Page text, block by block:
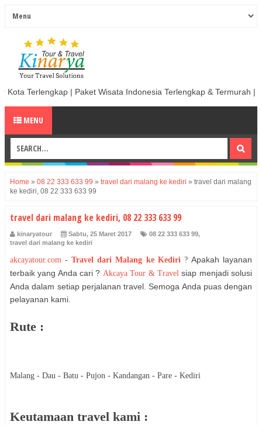
| Paket Wisata Indonesia Terlengkap & Termurah | Sewa Mobil
MENU
Home » 08 22 333 633 99 » travel dari malang ke kediri » travel dari malang
ke kediri, 08 22 333 633 99
travel dari malang ke kediri, 08 22 333 633 99
kinaryatour Sabtu, 25 Maret 2017 08 22 333 633 99,
travel dari malang ke kediri
akcayatour.com -Travel dari Malang ke Kediri ?Apakah layanan
terbaik yang Anda cari ? Akcaya Tour & Travel siap menjadi solusi
Anda dalam setiap perjalanan travel. Semoga Anda puas dengan
pelayanan kami.
Rute :
Malang - Dau - Batu - Pujon - Kandangan - Pare - Kediri
Keutamaan travel kami :